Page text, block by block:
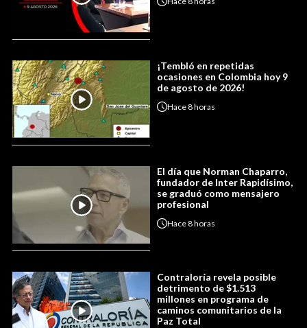
¡Tembló en repetidas
ocasiones en Colombia hoy 9
de agosto de 2026!
Hace8 horas
El día que Norman Chaparro,
fundador de Inter Rapidísimo,
se graduó como mensajero
profesional
Hace8 horas
Contraloría revela posible
detrimento de $1.513
millones en programa de
caminos comunitarios de la
Paz Total